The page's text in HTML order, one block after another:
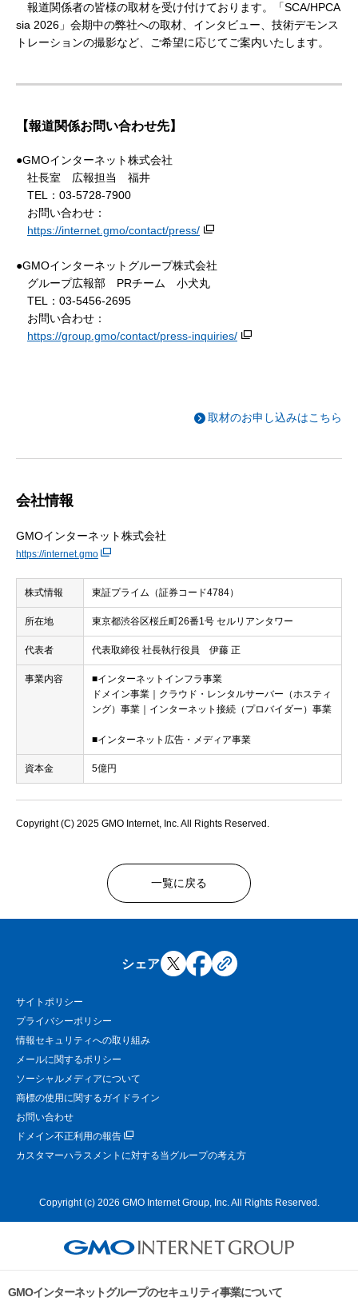
報道関係者の皆様の取材を受け付けております。「SCA/HPCA
sia 2026」会期中の弊社への取材、インタビュー、技術デモンス
トレーションの撮影など、ご希望に応じてご案内いたします。
【報道関係お問い合わせ先】
●GMOインターネット株式会社
社長室 広報担当 福井
TEL：03-5728-7900
お問い合わせ：
https://internet.gmo/contact/press/
●GMOインターネットグループ株式会社
グループ広報部 PRチーム 小犬丸
TEL：03-5456-2695
お問い合わせ：
https://group.gmo/contact/press-inquiries/
取材のお申し込みはこちら
会社情報
GMOインターネット株式会社
https://internet.gmo
株式情報 東証プライム（証券コード4784）
所在地 東京都渋谷区桜丘町26番1号 セルリアンタワー
代表者 代表取締役 社長執行役員 伊藤 正
事業内容
■インターネットインフラ事業
ドメイン事業｜クラウド・レンタルサーバー（ホスティ
ング）事業｜インターネット接続（プロバイダー）事業
■インターネット広告・メディア事業
資本金 5億円
Copyright (C) 2025 GMO Internet, Inc. All Rights Reserved.
一覧に戻る
シェア
サイトポリシー
プライバシーポリシー
情報セキュリティへの取り組み
メールに関するポリシー
ソーシャルメディアについて
商標の使用に関するガイドライン
お問い合わせ
ドメイン不正利用の報告
カスタマーハラスメントに対する当グループの考え方
Copyright (c) 2026 GMO Internet Group, Inc. All Rights Reserved.
GMOインターネットグループのセキュリティ事業について